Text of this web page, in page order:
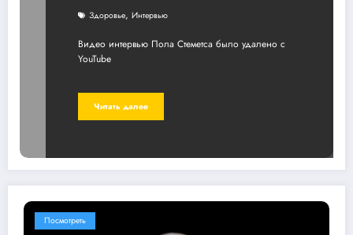
Здоровье, Интервью
Видео интервью Пола Стеметса было удалено с
YouTube
Читать далее
Посмотреть